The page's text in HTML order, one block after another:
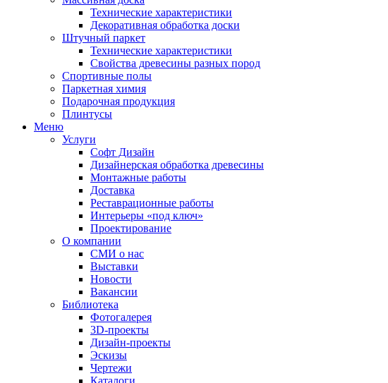
Технические характеристики
Декоративная обработка доски
Штучный паркет
Технические характеристики
Свойства древесины разных пород
Спортивные полы
Паркетная химия
Подарочная продукция
Плинтусы
Меню
Услуги
Софт Дизайн
Дизайнерская обработка древесины
Монтажные работы
Доставка
Реставрационные работы
Интерьеры «под ключ»
Проектирование
О компании
СМИ о нас
Выставки
Новости
Вакансии
Библиотека
Фотогалерея
3D-проекты
Дизайн-проекты
Эскизы
Чертежи
Каталоги